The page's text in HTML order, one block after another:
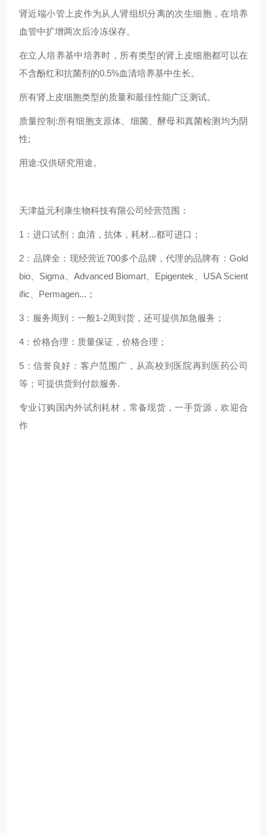
肾近端小管上皮作为从人肾组织分离的次生细胞，在培养
血管中扩增两次后冷冻保存。
在立人培养基中培养时，所有类型的肾上皮细胞都可以在
不含酚红和抗菌剂的0.5%血清培养基中生长。
所有肾上皮细胞类型的质量和最佳性能广泛测试。
质量控制:所有细胞支原体、细菌、酵母和真菌检测均为阴
性;
用途:仅供研究用途。
天津益元利康生物科技有限公司经营范围：
1：进口试剂：血清，抗体，耗材...都可进口；
2：品牌全：现经营近700多个品牌，代理的品牌有：Gold
bio、Sigma、Advanced Biomart、Epigentek、USA Scient
ific、Permagen...；
3：服务周到：一般1-2周到货，还可提供加急服务；
4：价格合理：质量保证，价格合理；
5：信誉良好：客户范围广，从高校到医院再到医药公司
等；可提供货到付款服务.
专业订购国内外试剂耗材，常备现货，一手货源，欢迎合
作